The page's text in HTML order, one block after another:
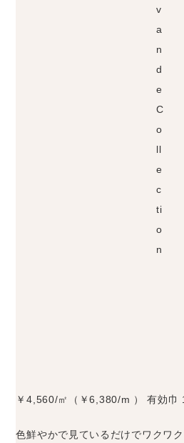
v
a
n
d
e
C
o
ll
e
c
ti
o
n
￥4,560/㎡（￥6,380/m ） 有効巾
色鮮やかで見ているだけでワクワク